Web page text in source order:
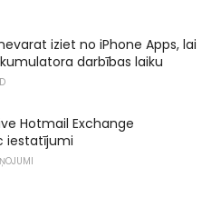
iziet no iPhone Apps, lai
darbības laiku
Hotmail Exchange
iestatījumi